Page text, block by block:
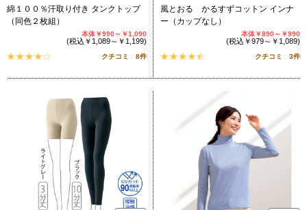
綿１００％汗取り付き タンクトップ
（同色２枚組）
本体￥990～￥1,090
(税込￥1,089～￥1,199)
クチコミ 8件
風とおる かるすずコットン インナ
ー（カップなし）
本体￥890～￥990
(税込￥979～￥1,089)
クチコミ 3件